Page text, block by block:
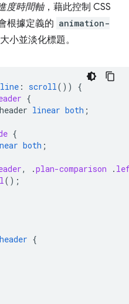
度時間軸，藉此控制 CSS
根據定義的 animation-
小並淡化標題。
: scroll())
{
{
linear both ;
{
both ;
, .plan-comparison .
();
{